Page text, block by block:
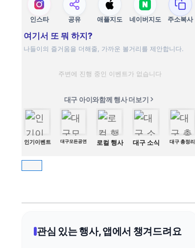
인스타 공유 애플지도 네이버지도 주소복사
여기서 또 뭐 하지?
나들이의 즐거움을 더해줄, 가까운 볼거리를 제안합니다.
주변에 진행 중인 이벤트가 없습니다
대구 아이와함께 행사 더보기
인기이벤트 대구모든공연 로컬 행사 대구 소식 대구 총정리
관심 있는 행사, 앱에서 챙겨드려요